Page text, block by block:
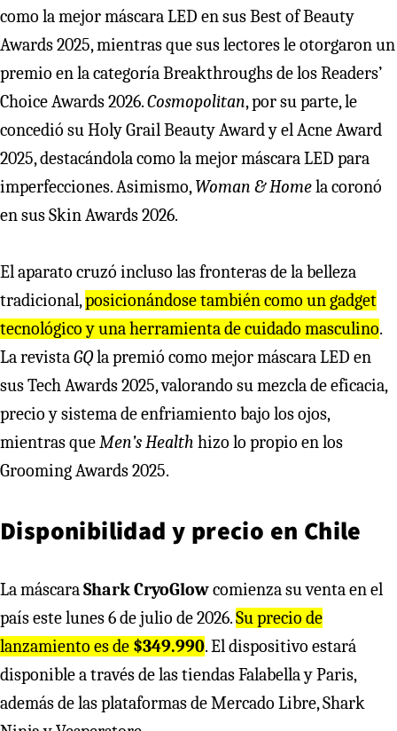
como la mejor máscara LED en sus Best of Beauty
Awards 2025, mientras que sus lectores le otorgaron un
premio en la categoría Breakthroughs de los Readers’
Choice Awards 2026.Cosmopolitan, por su parte, le
concedió su Holy Grail Beauty Award y el Acne Award
2025, destacándola como la mejor máscara LED para
imperfecciones. Asimismo,Woman & Homela coronó
en sus Skin Awards 2026.
El aparato cruzó incluso las fronteras de la belleza
tradicional,posicionándose también como un gadget
tecnológico y una herramienta de cuidado masculino.
La revistaGQla premió como mejor máscara LED en
sus Tech Awards 2025, valorando su mezcla de eficacia,
precio y sistema de enfriamiento bajo los ojos,
mientras queMen’s Health hizo lo propio en los
Grooming Awards 2025.
Disponibilidad y precio en Chile
La máscaraShark CryoGlowcomienza su venta en el
país este lunes 6 de julio de 2026.Su precio de
lanzamiento es de $349.990. El dispositivo estará
disponible a través de las tiendas Falabella y Paris,
además de las plataformas de Mercado Libre, Shark